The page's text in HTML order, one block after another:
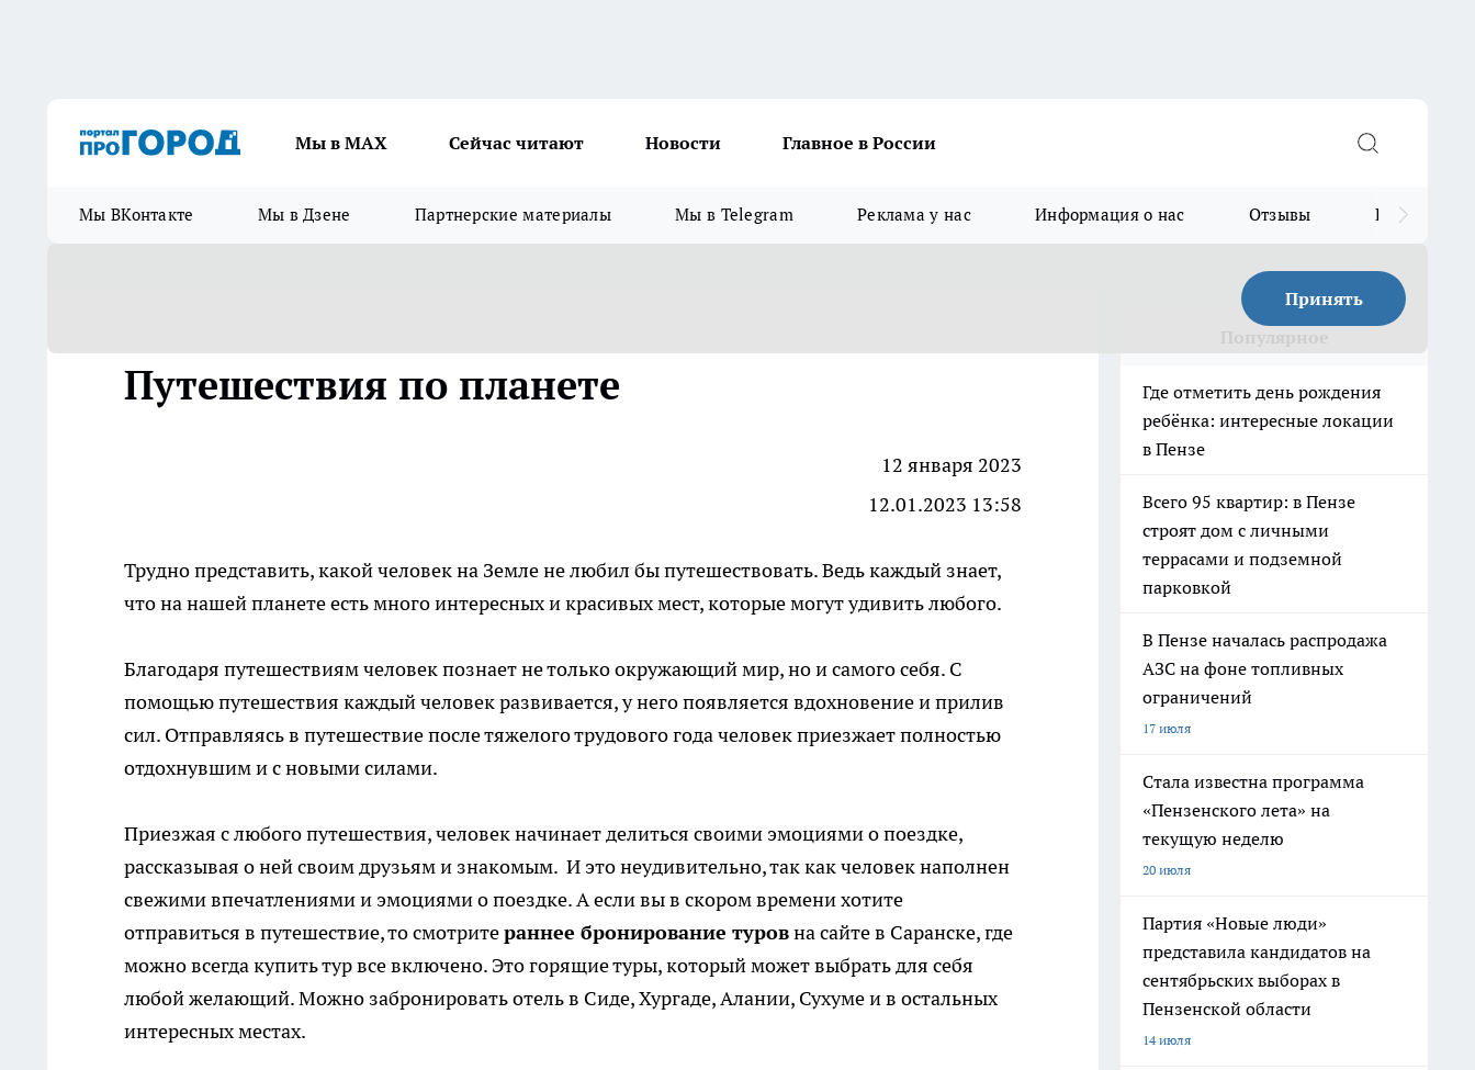
Мы в МАХ Сейчас читают Новости Главное в России
Мы ВКонтакте Мы в Дзене Партнерские материалы Мы в Telegram Реклама у нас Информация о нас Отзывы Прайс для
Принять
Путешествия по планете
12 января 2023
12.01.2023 13:58
Трудно представить, какой человек на Земле не любил бы путешествовать. Ведь каждый знает,
что на нашей планете есть много интересных и красивых мест, которые могут удивить любого.
Благодаря путешествиям человек познает не только окружающий мир, но и самого себя. С
помощью путешествия каждый человек развивается, у него появляется вдохновение и прилив
сил. Отправляясь в путешествие после тяжелого трудового года человек приезжает полностью
отдохнувшим и с новыми силами.
Приезжая с любого путешествия, человек начинает делиться своими эмоциями о поездке,
рассказывая о ней своим друзьям и знакомым. И это неудивительно, так как человек наполнен
свежими впечатлениями и эмоциями о поездке. А если вы в скором времени хотите
отправиться в путешествие, то смотритераннее бронирование туровна сайте в Саранске, где
можно всегда купить тур все включено. Это горящие туры, который может выбрать для себя
любой желающий. Можно забронировать отель в Сиде, Хургаде, Алании, Сухуме и в остальных
интересных местах.
Где отметить день рождения
ребёнка: интересные локации
в Пензе
Всего 95 квартир: в Пензе
строят дом с личными
террасами и подземной
парковкой
В Пензе началась распродажа
АЗС на фоне топливных
ограничений
17 июля
Стала известна программа
«Пензенского лета» на
текущую неделю
20 июля
Партия «Новые люди»
представила кандидатов на
сентябрьских выборах в
Пензенской области
14 июля